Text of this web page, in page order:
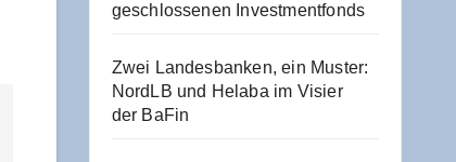
geschlos­se­nen Investmentfonds
Zwei Lan­des­ban­ken, ein Mus­ter:
NordLB und Hela­ba im Visier
der BaFin